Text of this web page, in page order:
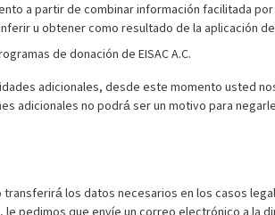
a partir de combinar información facilitada
u obtener como resultado de la aplicación
de donación de EISAC A.C.
adicionales, desde este momento usted
adicionales no podrá́ ser un motivo para
los datos necesarios en los casos